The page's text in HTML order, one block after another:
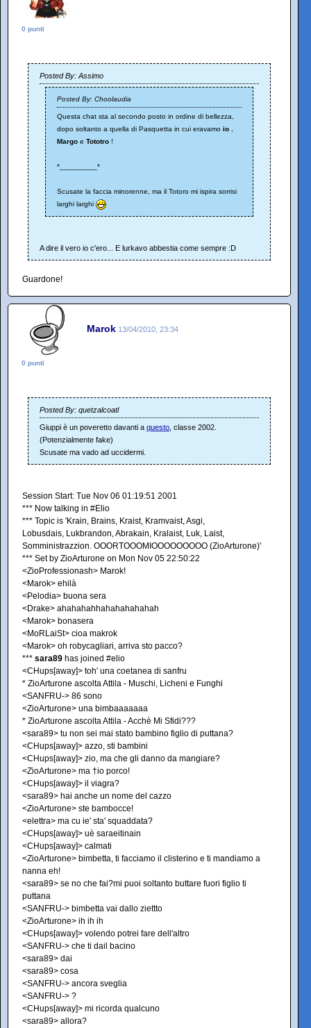
0 punti
Posted By: Assimo
Posted By: Choolaudia
Questa chat sta al secondo posto in ordine di bellezza,
dopo soltanto a quella di Pasquetta in cui eravamo io
Margo e Tototro !
*_________*
Scusate la faccia minorenne, ma il Totoro mi ispira sorrisi
larghi larghi
A dire il vero io c'ero... E lurkavo abbestia come sempre :D
Guardone!
Marok 13/04/2010, 23:34
0 punti
Posted By: quetzalcoatl
Giuppi è un poveretto davanti a questo , classe 2002.
(Potenzialmente fake)
Scusate ma vado ad uccidermi.
Session Start: Tue Nov 06 01:19:51 2001
*** Now talking in #Elio
*** Topic is 'Krain, Brains, Kraist, Kramvaist, Asgi,
Lobusdais, Lukbrandon, Abrakain, Kralaist, Luk, Laist,
Somministrazzion. OOORTOOOMIOOOOOOOOO (ZioArturone)'
*** Set by ZioArturone on Mon Nov 05 22:50:22
<ZioProfessionash> Marok!
<Marok> ehilà
<Pelodia> buona sera
<Drake> ahahahahhahahahahahah
<Marok> bonasera
<MoRLaiSt> cioa makrok
<Marok> oh robycagliari, arriva sto pacco?
*** sara89 has joined #elio
<CHups[away]> toh' una coetanea di sanfru
* ZioArturone ascolta Attila - Muschi, Licheni e Funghi
<SANFRU-> 86 sono
<ZioArturone> una bimbaaaaaaa
* ZioArturone ascolta Attila - Acchè Mi Sfidi???
<sara89> tu non sei mai stato bambino figlio di puttana?
<CHups[away]> azzo, sti bambini
<CHups[away]> zio, ma che gli danno da mangiare?
<ZioArturone> ma †io porco!
<CHups[away]> il viagra?
<sara89> hai anche un nome del cazzo
<ZioArturone> ste bambocce!
<elettra> ma cu ie' sta' squaddata?
<CHups[away]> uè saraeitinain
<CHups[away]> calmati
<ZioArturone> bimbetta, ti facciamo il clisterino e ti mandiamo a
nanna eh!
<sara89> se no che fai?mi puoi soltanto buttare fuori figlio ti
puttana
<SANFRU-> bimbetta vai dallo ziettto
<ZioArturone> ih ih ih
<CHups[away]> volendo potrei fare dell'altro
<SANFRU-> che ti dail bacino
<sara89> dai
<sara89> cosa
<SANFRU-> ancora sveglia
<SANFRU-> ?
<CHups[away]> mi ricorda qualcuno
<sara89> allora?